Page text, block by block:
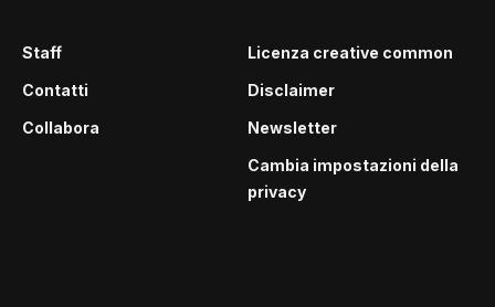
Staff
Contatti
Collabora
Licenza creative common
Disclaimer
Newsletter
Cambia impostazioni della
privacy